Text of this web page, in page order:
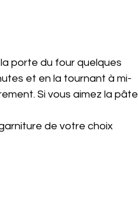
la porte du four quelques
et en la tournant à mi-
Si vous aimez la pâte
de votre choix